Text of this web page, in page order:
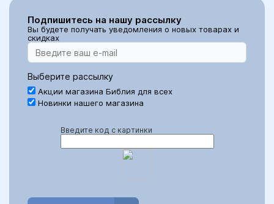
Подпишитесь на нашу рассылку
Вы будете получать уведомления о новых товарах и
скидках
Выберите рассылку
Акции магазина Библия для всех
Новинки нашего магазина
Введите код с картинки